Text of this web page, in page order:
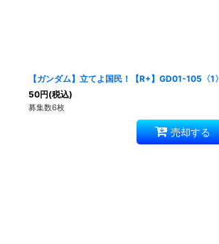
【ガンダム】立てよ国民！【R+】GD01-105〈1〉
50円(税込)
募集数6枚
売却する